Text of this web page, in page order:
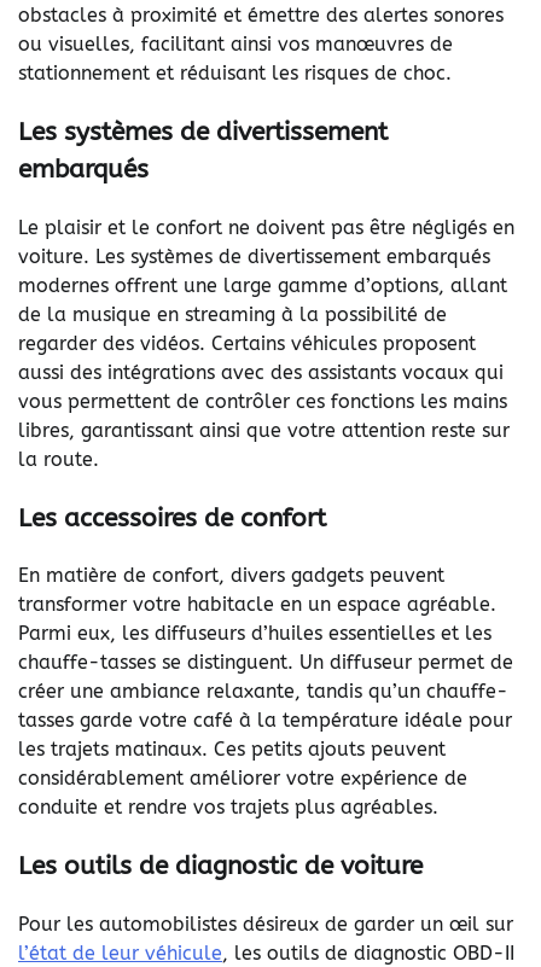
obstacles à proximité et émettre des alertes sonores
ou visuelles, facilitant ainsi vos manœuvres de
stationnement et réduisant les risques de choc.
Les systèmes de divertissement
embarqués
Le plaisir et le confort ne doivent pas être négligés en
voiture. Les systèmes de divertissement embarqués
modernes offrent une large gamme d’options, allant
de la musique en streaming à la possibilité de
regarder des vidéos. Certains véhicules proposent
aussi des intégrations avec des assistants vocaux qui
vous permettent de contrôler ces fonctions les mains
libres, garantissant ainsi que votre attention reste sur
la route.
Les accessoires de confort
En matière de confort, divers gadgets peuvent
transformer votre habitacle en un espace agréable.
Parmi eux, les diffuseurs d’huiles essentielles et les
chauffe-tasses se distinguent. Un diffuseur permet de
créer une ambiance relaxante, tandis qu’un chauffe-
tasses garde votre café à la température idéale pour
les trajets matinaux. Ces petits ajouts peuvent
considérablement améliorer votre expérience de
conduite et rendre vos trajets plus agréables.
Les outils de diagnostic de voiture
Pour les automobilistes désireux de garder un œil sur
l’état de leur véhicule, les outils de diagnostic OBD-II